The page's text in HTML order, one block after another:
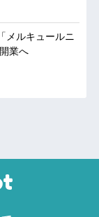
メルキュールニ
業へ